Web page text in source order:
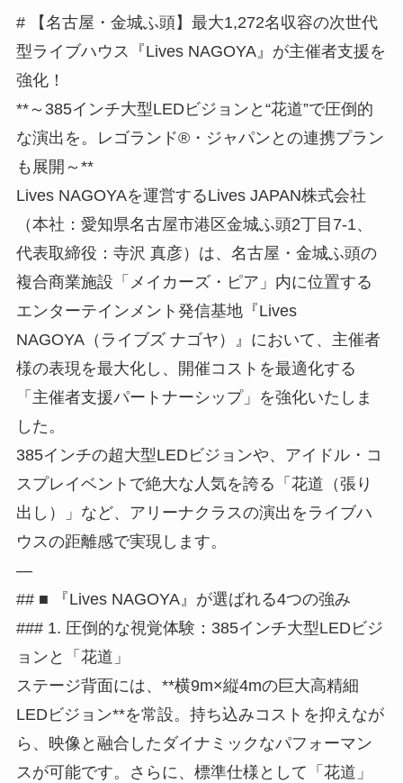
# 【名古屋・金城ふ頭】最大1,272名収容の次世代
型ライブハウス『Lives NAGOYA』が主催者支援を
強化！
**～385インチ大型LEDビジョンと“花道”で圧倒的
な演出を。レゴランド®・ジャパンとの連携プラン
も展開～**
Lives NAGOYAを運営するLives JAPAN株式会社
（本社：愛知県名古屋市港区金城ふ頭2丁目7-1、
代表取締役：寺沢 真彦）は、名古屋・金城ふ頭の
複合商業施設「メイカーズ・ピア」内に位置する
エンターテインメント発信基地『Lives
NAGOYA（ライブズ ナゴヤ）』において、主催者
様の表現を最大化し、開催コストを最適化する
「主催者支援パートナーシップ」を強化いたしま
した。
385インチの超大型LEDビジョンや、アイドル・コ
スプレイベントで絶大な人気を誇る「花道（張り
出し）」など、アリーナクラスの演出をライブハ
ウスの距離感で実現します。
—
## ■ 『Lives NAGOYA』が選ばれる4つの強み
### 1. 圧倒的な視覚体験：385インチ大型LEDビジ
ョンと「花道」
ステージ背面には、**横9m×縦4mの巨大高精細
LEDビジョン**を常設。持ち込みコストを抑えなが
ら、映像と融合したダイナミックなパフォーマン
スが可能です。さらに、標準仕様として「花道」